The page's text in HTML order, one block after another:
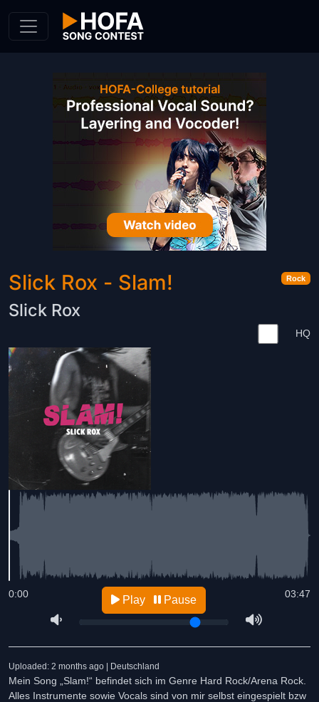
Rock
Slick Rox - Slam!
Slick Rox
HQ
03:47
0:00 Play Pause
Uploaded: 2 months ago | Deutschland
Mein Song „Slam!“ befindet sich im Genre Hard Rock/Arena Rock.
Alles Instrumente sowie Vocals sind von mir selbst eingespielt bzw